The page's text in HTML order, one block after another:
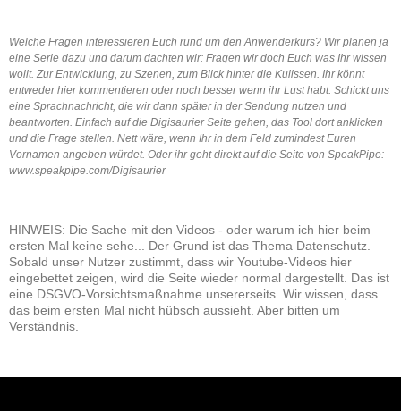
Welche Fragen interessieren Euch rund um den Anwenderkurs? Wir planen ja
eine Serie dazu und darum dachten wir: Fragen wir doch Euch was Ihr wissen
wollt. Zur Entwicklung, zu Szenen, zum Blick hinter die Kulissen. Ihr könnt
entweder hier kommentieren oder noch besser wenn ihr Lust habt: Schickt uns
eine Sprachnachricht, die wir dann später in der Sendung nutzen und
beantworten. Einfach auf die Digisaurier Seite gehen, das Tool dort anklicken
und die Frage stellen. Nett wäre, wenn Ihr in dem Feld zumindest Euren
Vornamen angeben würdet. Oder ihr geht direkt auf die Seite von SpeakPipe:
www.speakpipe.com/Digisaurier
HINWEIS: Die Sache mit den Videos - oder warum ich hier beim
ersten Mal keine sehe... Der Grund ist das Thema Datenschutz.
Sobald unser Nutzer zustimmt, dass wir Youtube-Videos hier
eingebettet zeigen, wird die Seite wieder normal dargestellt. Das ist
eine DSGVO-Vorsichtsmaßnahme unsererseits. Wir wissen, dass
das beim ersten Mal nicht hübsch aussieht. Aber bitten um
Verständnis.